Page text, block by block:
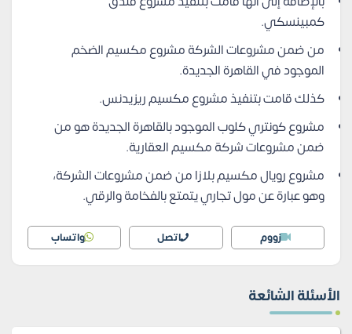
كمبينسكي.
من ضمن مشروعات الشركة مشروع مكسيم الضخم
الموجود في القاهرة الجديدة.
كذلك قامت بتنفيذ مشروع مكسيم ريزيدنس.
مشروع كونتري كلوب الموجود بالقاهرة الجديدة هو من
ضمن مشروعات شركة مكسيم العقارية.
مشروع رويال مكسيم بلازا من ضمن مشروعات الشركة،
وهو عبارة عن مول تجاري يتمتع بالفخامة والرقي.
زووم اتصل واتساب
الأسئلة الشائعة